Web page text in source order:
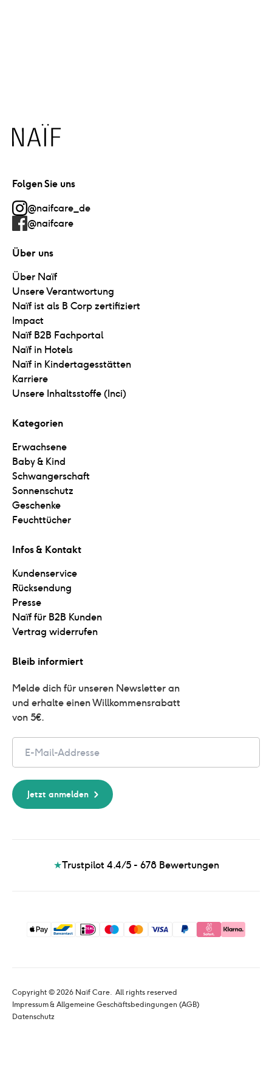
Naïf
Folgen Sie uns
@naifcare_de
@naifcare
Über uns
Über Naïf
Unsere Verantwortung
Naïf ist als B Corp zertifiziert
Impact
Naïf B2B Fachportal
Naïf in Hotels
Naïf in Kindertagesstätten
Karriere
Unsere Inhaltsstoffe (Inci)
Kategorien
Erwachsene
Baby & Kind
Schwangerschaft
Sonnenschutz
Geschenke
Feuchttücher
Infos & Kontakt
Kundenservice
Rücksendung
Presse
Naïf für B2B Kunden
Vertrag widerrufen
Bleib informiert
Melde dich für unseren Newsletter an
und erhalte einen Willkommensrabatt
von 5€.
Jetzt anmelden
★Trustpilot 4.4/5 - 678 Bewertungen
Copyright © 2026 Naïf Care. All rights reserved
Impressum & Allgemeine Geschäftsbedingungen (AGB)
Datenschutz